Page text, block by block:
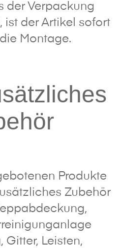
der Verpackung
ist der Artikel sofort
Montage.
Produkte
Zubehör
Gitter, Leisten,